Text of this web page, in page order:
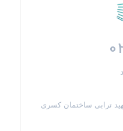
ترابی ساختمان کسری